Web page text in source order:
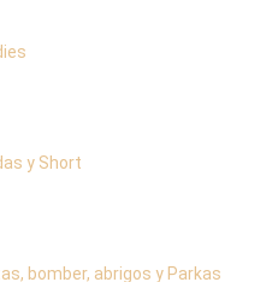
y Short
bomber, abrigos y Parkas